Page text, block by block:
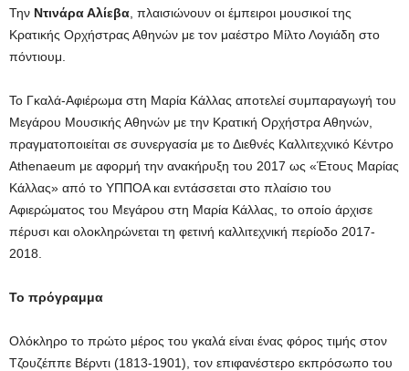
Την Ντινάρα Αλίεβα , πλαισιώνουν οι έμπειροι μουσικοί της
Κρατικής Ορχήστρας Αθηνών με τον μαέστρο Μίλτο Λογιάδη στο
πόντιουμ.
Το Γκαλά-Αφιέρωμα στη Μαρία Κάλλας αποτελεί συμπαραγωγή του
Μεγάρου Μουσικής Αθηνών με την Κρατική Ορχήστρα Αθηνών,
πραγματοποιείται σε συνεργασία με το Διεθνές Καλλιτεχνικό Κέντρο
Athenaeum με αφορμή την ανακήρυξη του 2017 ως «Έτους Μαρίας
Κάλλας» από το ΥΠΠΟΑ και εντάσσεται στο πλαίσιο του
Αφιερώματος του Μεγάρου στη Μαρία Κάλλας, το οποίο άρχισε
πέρυσι και ολοκληρώνεται τη φετινή καλλιτεχνική περίοδο 2017-
2018.
Το πρόγραμμα
Ολόκληρο το πρώτο μέρος του γκαλά είναι ένας φόρος τιμής στον
Τζουζέππε Βέρντι (1813-1901), τον επιφανέστερο εκπρόσωπο του